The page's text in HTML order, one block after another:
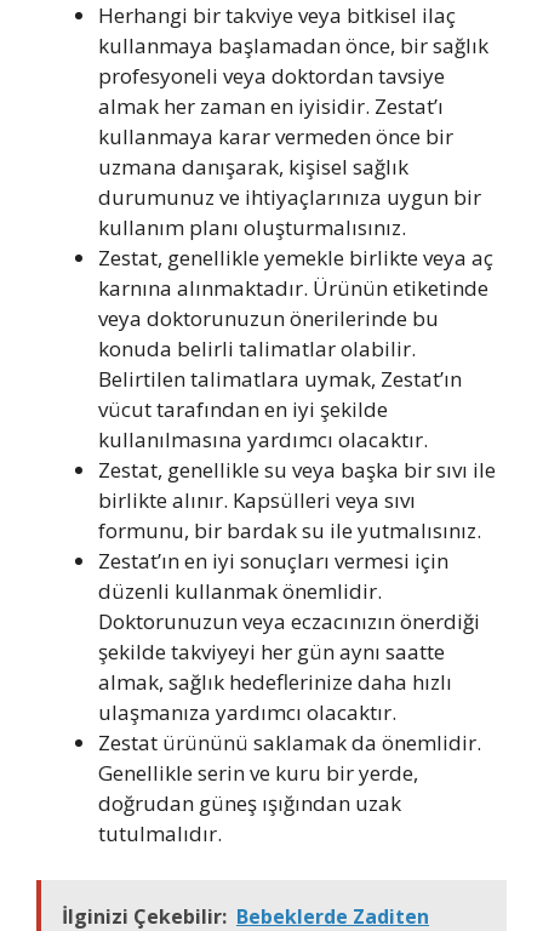
Herhangi bir takviye veya bitkisel ilaç
kullanmaya başlamadan önce, bir sağlık
profesyoneli veya doktordan tavsiye
almak her zaman en iyisidir. Zestat’ı
kullanmaya karar vermeden önce bir
uzmana danışarak, kişisel sağlık
durumunuz ve ihtiyaçlarınıza uygun bir
kullanım planı oluşturmalısınız.
Zestat, genellikle yemekle birlikte veya aç
karnına alınmaktadır. Ürünün etiketinde
veya doktorunuzun önerilerinde bu
konuda belirli talimatlar olabilir.
Belirtilen talimatlara uymak, Zestat’ın
vücut tarafından en iyi şekilde
kullanılmasına yardımcı olacaktır.
Zestat, genellikle su veya başka bir sıvı ile
birlikte alınır. Kapsülleri veya sıvı
formunu, bir bardak su ile yutmalısınız.
Zestat’ın en iyi sonuçları vermesi için
düzenli kullanmak önemlidir.
Doktorunuzun veya eczacınızın önerdiği
şekilde takviyeyi her gün aynı saatte
almak, sağlık hedeflerinize daha hızlı
ulaşmanıza yardımcı olacaktır.
Zestat ürününü saklamak da önemlidir.
Genellikle serin ve kuru bir yerde,
doğrudan güneş ışığından uzak
tutulmalıdır.
İlginizi Çekebilir: Bebeklerde Zaditen